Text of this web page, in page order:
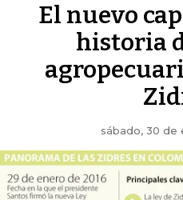
El nuevo
historia
sábado, 30 de